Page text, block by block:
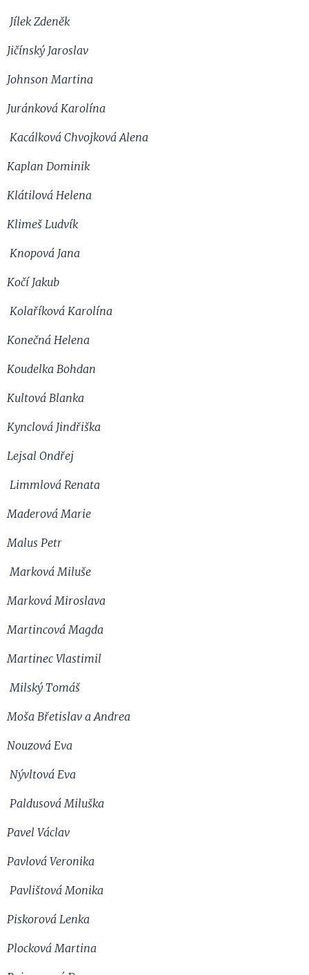
Jílek Zdeněk
Jičínský Jaroslav
Johnson Martina
Juránková Karolína
Kacálková Chvojková Alena
Kaplan Dominik
Klátilová Helena
Klimeš Ludvík
Knopová Jana
Kočí Jakub
Kolaříková Karolína
Konečná Helena
Koudelka Bohdan
Kultová Blanka
Kynclová Jindřiška
Lejsal Ondřej
Limmlová Renata
Maderová Marie
Malus Petr
Marková Miluše
Marková Miroslava
Martincová Magda
Martinec Vlastimil
Milský Tomáš
Moša Břetislav a Andrea
Nouzová Eva
Nývltová Eva
Paldusová Miluška
Pavel Václav
Pavlová Veronika
Pavlištová Monika
Piskorová Lenka
Plocková Martina